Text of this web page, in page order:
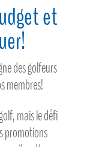
et
des golfeurs
membres!
mais le défi
promotions